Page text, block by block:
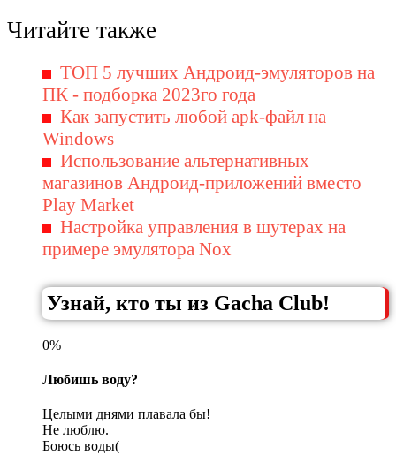
Читайте также
ТОП 5 лучших Андроид-эмуляторов на
ПК - подборка 2023го года
Как запустить любой apk-файл на
Windows
Использование альтернативных
магазинов Андроид-приложений вместо
Play Market
Настройка управления в шутерах на
примере эмулятора Nox
Узнай, кто ты из Gacha Club!
0%
Любишь воду?
Целыми днями плавала бы!
Не люблю.
Боюсь воды(